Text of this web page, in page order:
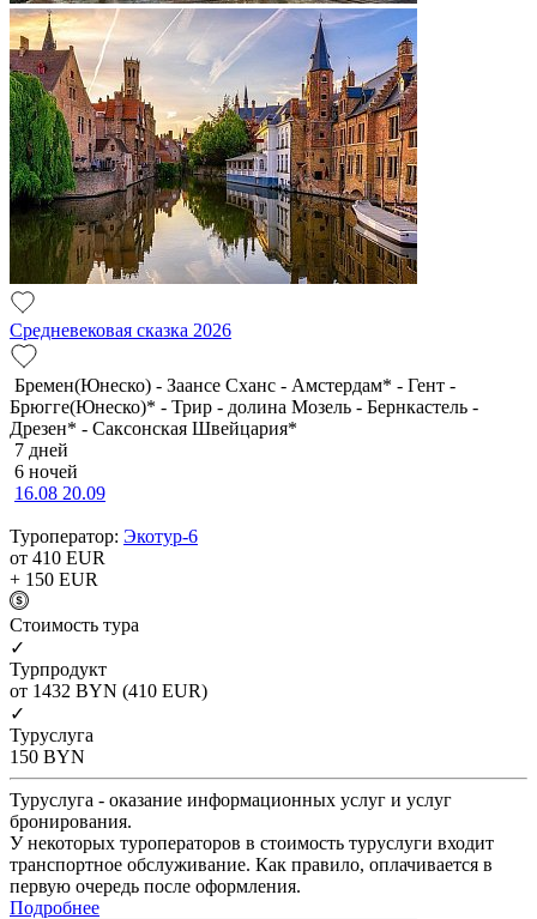
Средневековая сказка 2026
Бремен(Юнеско) - Заансе Сханс - Амстердам* - Гент -
Брюгге(Юнеско)* - Трир - долина Мозель - Бернкастель -
Дрезен* - Саксонская Швейцария*
7 дней
6 ночей
16.08 20.09
Туроператор: Экотур-6
от 410 EUR
+ 150 EUR
Cтоимость тура
✓
Турпродукт
от 1432 BYN (410 EUR)
✓
Туруслуга
150 BYN
Туруслуга - оказание информационных услуг и услуг
бронирования.
У некоторых туроператоров в стоимость туруслуги входит
транспортное обслуживание. Как правило, оплачивается в
первую очередь после оформления.
Подробнее